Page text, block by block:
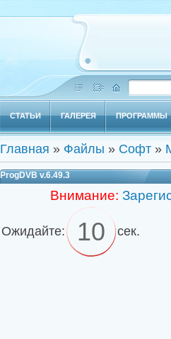
СТАТЬИ ГАЛЕРЕЯ ПРОГРАММЫ
Главная » Файлы » Софт»
ProgDVB v.6.49.3
Внимание:
Ожидайте: 10 сек.